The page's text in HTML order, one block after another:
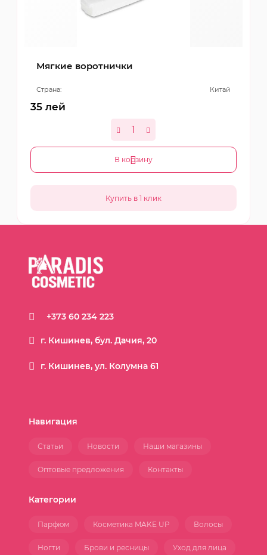
Мягкие воротнички
Страна: Китай
35 лей
В корзину
г. Кишинев, ул. Колумна 61
+373 60 234 223
г. Кишинев, бул. Дачия, 20
Статьи Новости Наши магазины
Оптовые предложения Контакты
Навигация
Парфюм Косметика MAKE UP Волосы
Ногти Брови и ресницы Уход для лица
Категории